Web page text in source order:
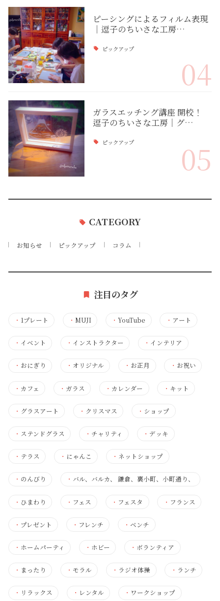
ピーシングによるフィルム表現
｜逗子のちいさな工房…
ピックアップ
04
ガラスエッチング講座 開校！
逗子のちいさな工房｜グ…
ピックアップ 05
CATEGORY
お知らせ ピックアップ コラム
注目のタグ
・ 1プレート ・MUJI ・YouTube ・ アート
・ イベント ・ インストラクター ・ インテリア
・ おにぎり ・ オリジナル ・ お正月 ・ お祝い
・ カフェ ・ ガラス ・ カレンダー ・ キット
・ グラスアート ・ クリスマス ・ ショップ
・ ステンドグラス ・ チャリティ ・ デッキ
・ テラス ・ にゃんこ ・ ネットショップ
・ のんびり ・ バル、バルカ、 鎌倉、裏小町、小町通り、
・ ひまわり ・ フェス ・ フェスタ ・ フランス
・ プレゼント ・ フレンチ ・ ベンチ
・ ホームパーティ ・ ホビー ・ ボランティア
・ まったり ・ モラル ・ ラジオ体操 ・ ランチ
・ リラックス ・ レンタル ・ ワークショップ